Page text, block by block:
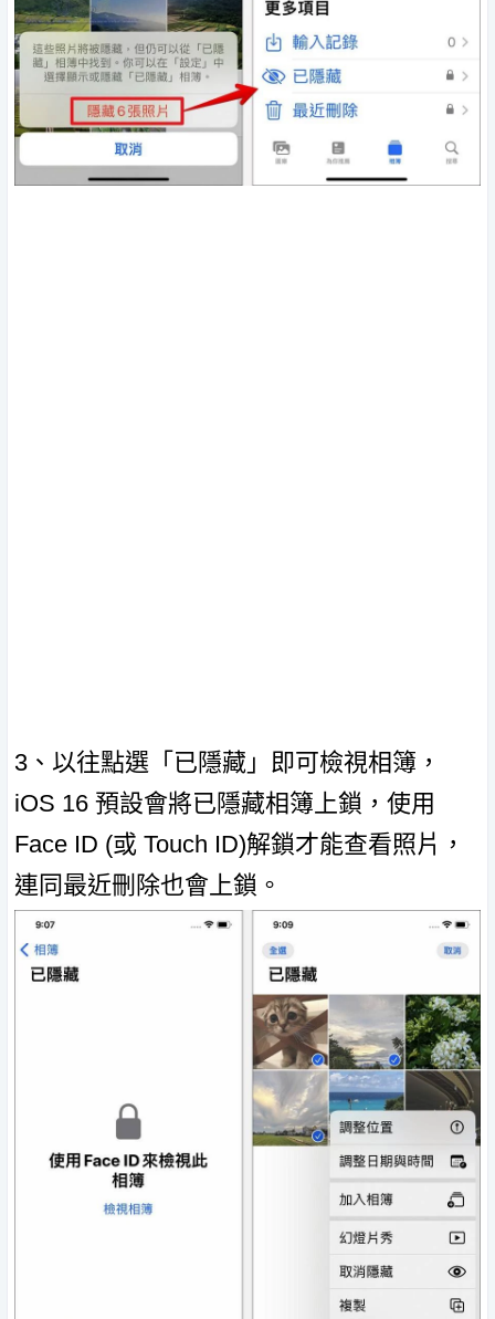
3、以往點選「已隱藏」即可檢視相簿，
iOS 16 預設會將已隱藏相簿上鎖，使用
Face ID (或 Touch ID)解鎖才能查看照片，
連同最近刪除也會上鎖。